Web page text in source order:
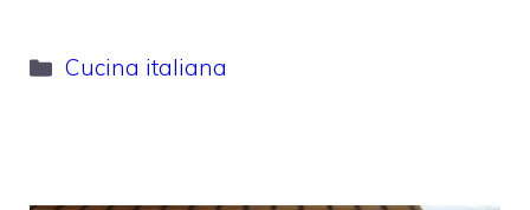
Categorie
Cucina italiana